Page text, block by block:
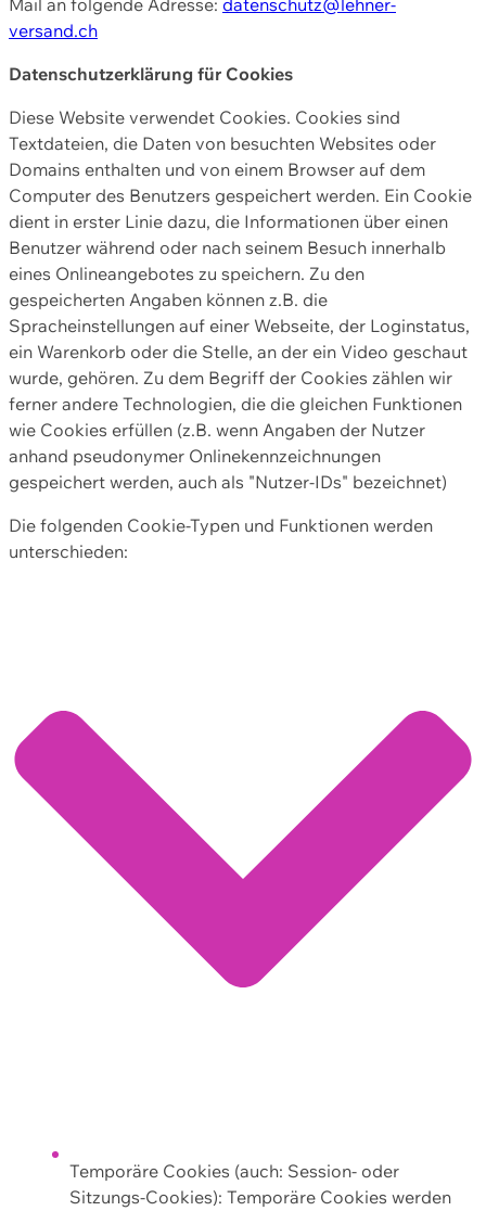
versand.ch
Datenschutzerklärung für Cookies
Diese Website verwendet Cookies. Cookies sind
Textdateien, die Daten von besuchten Websites oder
Domains enthalten und von einem Browser auf dem
Computer des Benutzers gespeichert werden. Ein Cookie
dient in erster Linie dazu, die Informationen über einen
Benutzer während oder nach seinem Besuch innerhalb
eines Onlineangebotes zu speichern. Zu den
gespeicherten Angaben können z.B. die
Spracheinstellungen auf einer Webseite, der Loginstatus,
ein Warenkorb oder die Stelle, an der ein Video geschaut
wurde, gehören. Zu dem Begriff der Cookies zählen wir
ferner andere Technologien, die die gleichen Funktionen
wie Cookies erfüllen (z.B. wenn Angaben der Nutzer
anhand pseudonymer Onlinekennzeichnungen
gespeichert werden, auch als "Nutzer-IDs" bezeichnet)
Die folgenden Cookie-Typen und Funktionen werden
unterschieden:
Temporäre Cookies (auch: Session- oder
Sitzungs-Cookies): Temporäre Cookies werden